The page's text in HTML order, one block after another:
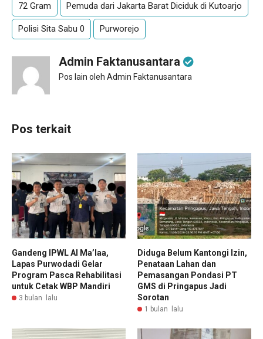
72 Gram Pemuda dari Jakarta Barat Diciduk di Kutoarjo
Polisi Sita Sabu 0 Purworejo
Admin Faktanusantara
Pos lain oleh Admin Faktanusantara
Pos terkait
Gandeng IPWL Al Ma’laa,
Lapas Purwodadi Gelar
Program Pasca Rehabilitasi
untuk Cetak WBP Mandiri
3 bulan lalu
Diduga Belum Kantongi Izin,
Penataan Lahan dan
Pemasangan Pondasi PT
GMS di Pringapus Jadi
Sorotan
1 bulan lalu